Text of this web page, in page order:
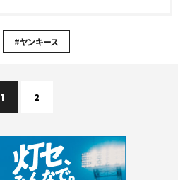
#ヤンキース
1 2